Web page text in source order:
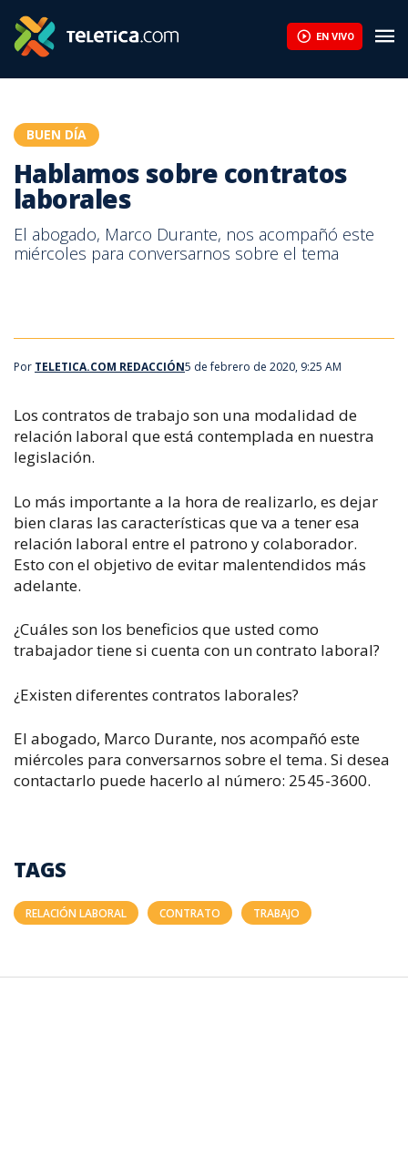
EN VIVO
BUEN DÍA
Hablamos sobre contratos
laborales
El abogado, Marco Durante, nos acompañó este
miércoles para conversarnos sobre el tema
Por TELETICA.COM REDACCIÓN5 de febrero de 2020, 9:25 AM
Los contratos de trabajo son una modalidad de
relación laboral que está contemplada en nuestra
legislación.
Lo más importante a la hora de realizarlo, es dejar
bien claras las características que va a tener esa
relación laboral entre el patrono y colaborador.
Esto con el objetivo de evitar malentendidos más
adelante.
¿Cuáles son los beneficios que usted como
trabajador tiene si cuenta con un contrato laboral?
¿Existen diferentes contratos laborales?
El abogado, Marco Durante, nos acompañó este
miércoles para conversarnos sobre el tema. Si desea
contactarlo puede hacerlo al número: 2545-3600.
TAGS
RELACIÓN LABORAL CONTRATO TRABAJO